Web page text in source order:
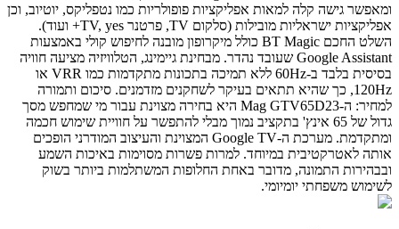
ומאפשר גישה קלה למאות אפליקציות פופולריות כמו נטפליקס, יוטיוב, וכן
אפליקציות ישראליות מובילות (סלקום TV, פרטנר TV, yes+ ועוד).
השלט החכם BT Magic כולל מיקרופון מובנה לחיפוש קולי באמצעות
Google Assistant שעובד נהדר. מבחינת גיימינג, הטלוויזיה מציעה חוויה
בסיסית בלבד ב-60Hz ללא תמיכה בתכונות מתקדמות כמו VRR או
120Hz, כך שהיא תתאים בעיקר לשחקנים מזדמנים. סיכום ותמורה
למחיר: ה-Mag GTV65D23 היא בחירה מצוינת עבור מי שמחפש מסך
גדול של 65 אינץ' בתקציב נמוך מבלי להתפשר על חוויית שימוש חכמה
ומתקדמת. מערכת ה-Google TV המצוינת והעיצוב המודרני הופכים
אותה לאטרקטיבית במיוחד. למרות פשרות מסוימות באיכות השמע
ובבהירות התמונה, מדובר באחת החלופות המשתלמות ביותר בשוק
לשימוש משפחתי יומיומי.